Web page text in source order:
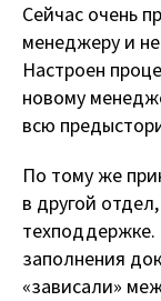
Сейчас очень
менеджеру и
Настроен
новому
всю
По тому же
в другой
техподдержке.
заполнения
«зависали»